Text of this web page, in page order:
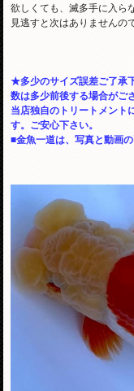
欲しくても、滅多手に入ら
見逃すと次はありませんの
★多少のサイズ誤差ご了承
数は多少前後する場合がご
当店独自のトリートメント
す。ご安心下さい。
■金魚一道は、写真と動画